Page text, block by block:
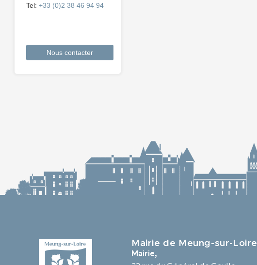
Tel:+33 (0)2 38 46 94 94
Nous contacter
Mairie de Meung-sur-Loire
Mairie,